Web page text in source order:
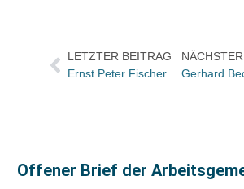
LETZTER BEITRAG
Offener Brief der